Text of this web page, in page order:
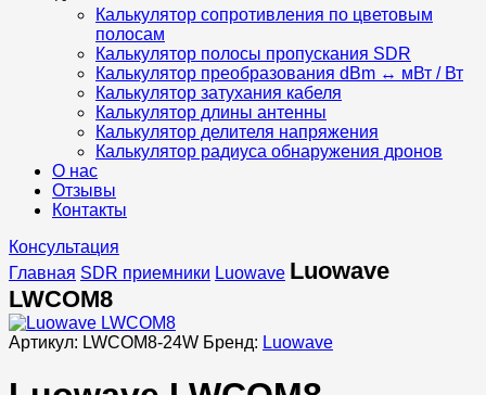
Калькулятор сопротивления по цветовым
полосам
Калькулятор полосы пропускания SDR
Калькулятор преобразования dBm ↔ мВт / Вт
Калькулятор затухания кабеля
Калькулятор длины антенны
Калькулятор делителя напряжения
Калькулятор радиуса обнаружения дронов
О нас
Отзывы
Контакты
Консультация
Главная SDR приемники Luowave Luowave
LWCOM8
Артикул: LWCOM8-24W Бренд: Luowave